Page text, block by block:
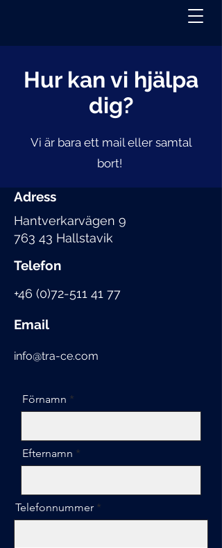
Hur kan vi hjälpa
dig?
Vi är bara ett mail eller samtal
bort!
Adress
Hantverkarvägen 9
763 43 Hallstavik
Telefon
+46 (0)72-511 41 77
Email
info@tra-ce.com
Förnamn
Efternamn
Telefonnummer